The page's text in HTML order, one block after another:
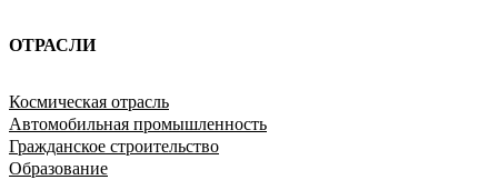
ОТРАСЛИ
Космическая отрасль
Автомобильная промышленность
Гражданское строительство
Образование